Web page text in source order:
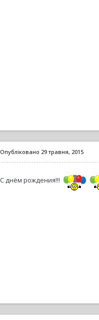
Опубліковано 29 травня, 2015
С днём рождения!!!